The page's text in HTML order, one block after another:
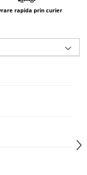
rapida prin curier